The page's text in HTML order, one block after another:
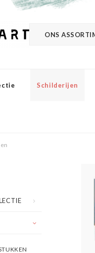
ONS
Schilderijen